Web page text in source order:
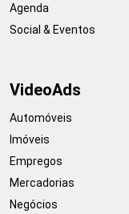
Agenda
Social & Eventos
VideoAds
Automóveis
Imóveis
Empregos
Mercadorias
Negócios